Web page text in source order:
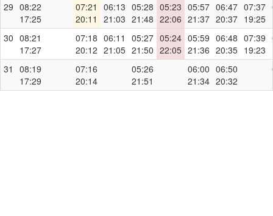
29 08:22
17:25
07:21
20:11
06:13
21:03
05:28
21:48
05:23
22:06
05:57
21:37
06:47
20:37
07:37
19:25
30 08:21
17:27
07:18
20:12
06:11
21:05
05:27
21:50
05:24
22:05
05:59
21:36
06:48
20:35
07:39
19:23
31
08:19
17:29
07:16
20:14
05:26
21:51
06:00
21:34
06:50
20:32